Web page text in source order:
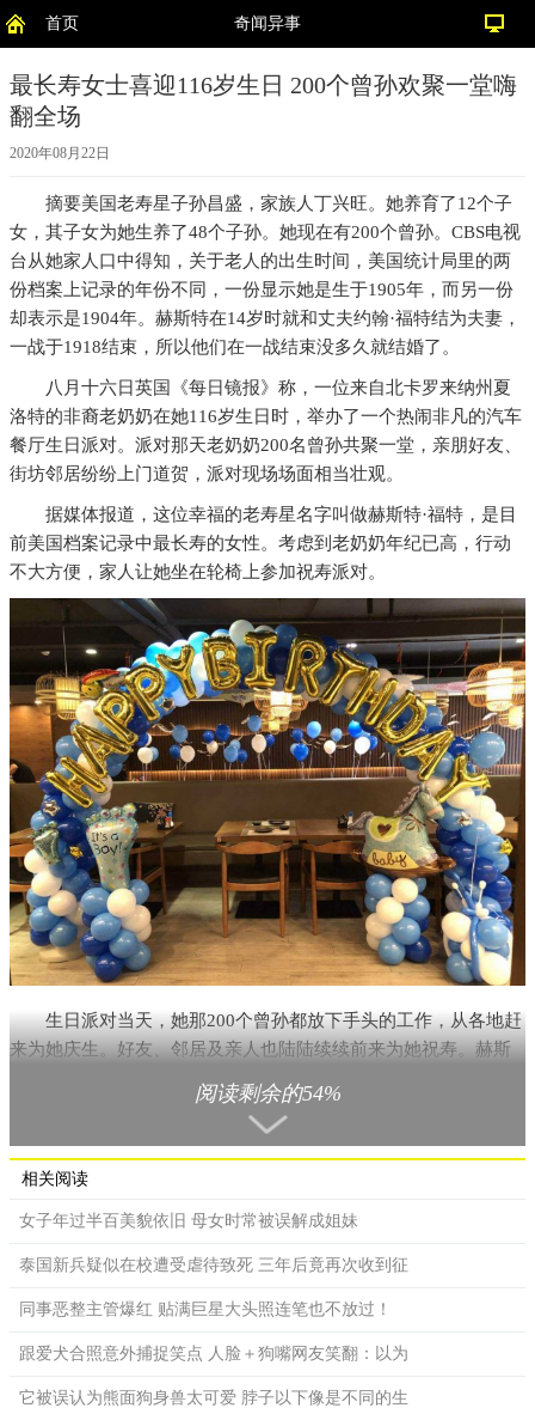
首页 奇闻异事
最长寿女士喜迎116岁生日 200个曾孙欢聚一堂嗨
翻全场
2020年08月22日
摘要美国老寿星子孙昌盛，家族人丁兴旺。她养育了12个子
女，其子女为她生养了48个子孙。她现在有200个曾孙。CBS电视
台从她家人口中得知，关于老人的出生时间，美国统计局里的两
份档案上记录的年份不同，一份显示她是生于1905年，而另一份
却表示是1904年。赫斯特在14岁时就和丈夫约翰·福特结为夫妻，
一战于1918结束，所以他们在一战结束没多久就结婚了。
八月十六日英国《每日镜报》称，一位来自北卡罗来纳州夏
洛特的非裔老奶奶在她116岁生日时，举办了一个热闹非凡的汽车
餐厅生日派对。派对那天老奶奶200名曾孙共聚一堂，亲朋好友、
街坊邻居纷纷上门道贺，派对现场场面相当壮观。
据媒体报道，这位幸福的老寿星名字叫做赫斯特·福特，是目
前美国档案记录中最长寿的女性。考虑到老奶奶年纪已高，行动
不大方便，家人让她坐在轮椅上参加祝寿派对。
生日派对当天，她那200个曾孙都放下手头的工作，从各地赶
来为她庆生。好友、邻居及亲人也陆陆续续前来为她祝寿。赫斯
特老寿星对于大家的到来感到十分开心，对这次汽车餐厅生日派
不过据她家人透露，赫斯特老奶奶的生日其实是在8月15日，
而生日派对是在上礼拜四开办的，比老人真正的生日提前了两
奶的家人只好叫前来庆祝的人们把带来的礼物都先存放在餐厅外
面的道路旁，等派对结束后，家人会前去将礼物收集起来，把它
阅读剩余的54%
相关阅读
女子年过半百美貌依旧 母女时常被误解成姐妹
泰国新兵疑似在校遭受虐待致死 三年后竟再次收到征
同事恶整主管爆红 贴满巨星大头照连笔也不放过！
跟爱犬合照意外捕捉笑点 人脸＋狗嘴网友笑翻：以为
它被误认为熊面狗身兽太可爱 脖子以下像是不同的生